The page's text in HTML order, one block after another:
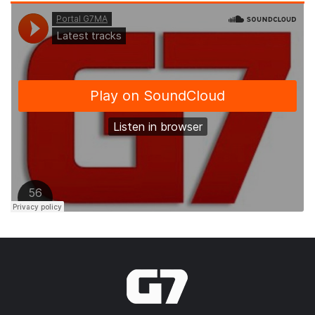
esportivos mais aguardados do município,
movimentando Bequimão e fortalecendo
suas tradições esportivas.
Participam da competição os times:
Areal
Boca de Álcool
Vila Nova
Topa Tudo
Vence Tudo